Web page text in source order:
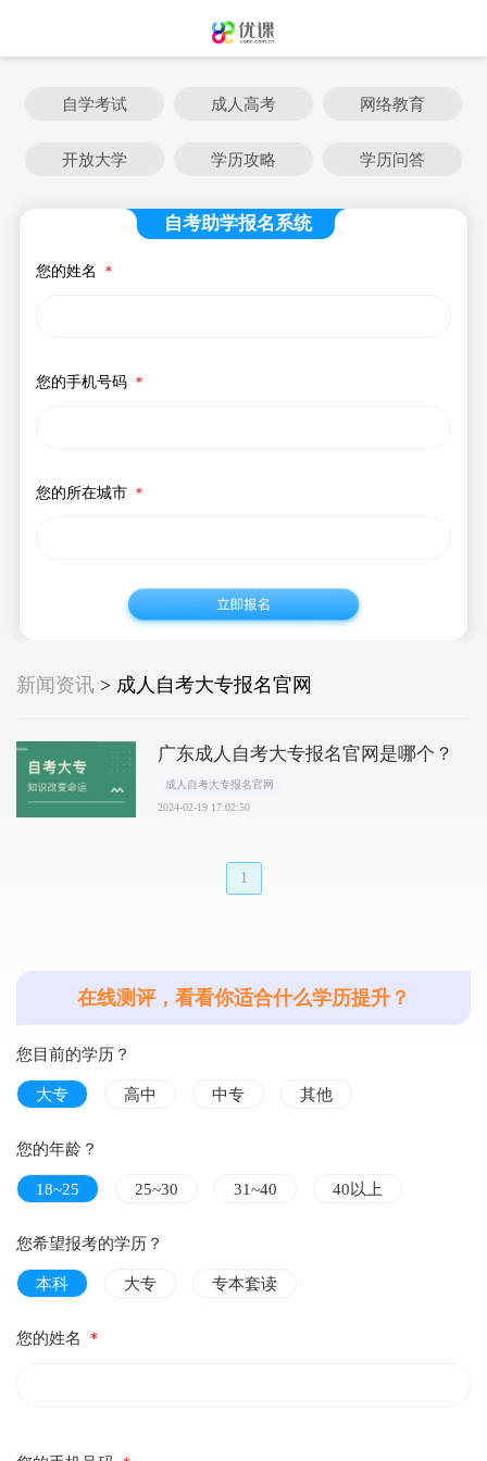
自学考试 成人高考 网络教育
开放大学 学历攻略 学历问答
自考助学报名系统
您的姓名 ＊
您的手机号码 ＊
您的所在城市 ＊
新闻资讯 > 成人自考大专报名官网
广东成人自考大专报名官网是哪个？
成人自考大专报名官网
2024-02-19 17:02:50
1
在线测评，看看你适合什么学历提升？
您目前的学历？
大专 高中 中专 其他
您的年龄？
18~25 25~30 31~40 40以上
您希望报考的学历？
本科 大专 专本套读
您的姓名 ＊